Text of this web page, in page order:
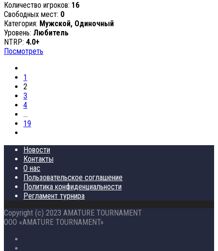
Количество игроков: 16
Свободных мест: 0
Категория: Мужской, Одиночный
Уровень: Любитель
NTRP: 4.0+
Посмотреть
1
2
3
4
…
19
Новости
Контакты
О нас
Пользовательское соглашение
Политика конфиденциальности
Регламент турнира
Copyright (c) 2023 AMATURE TOURNAMENT
ООО «AMATURE TOURNAMENT»